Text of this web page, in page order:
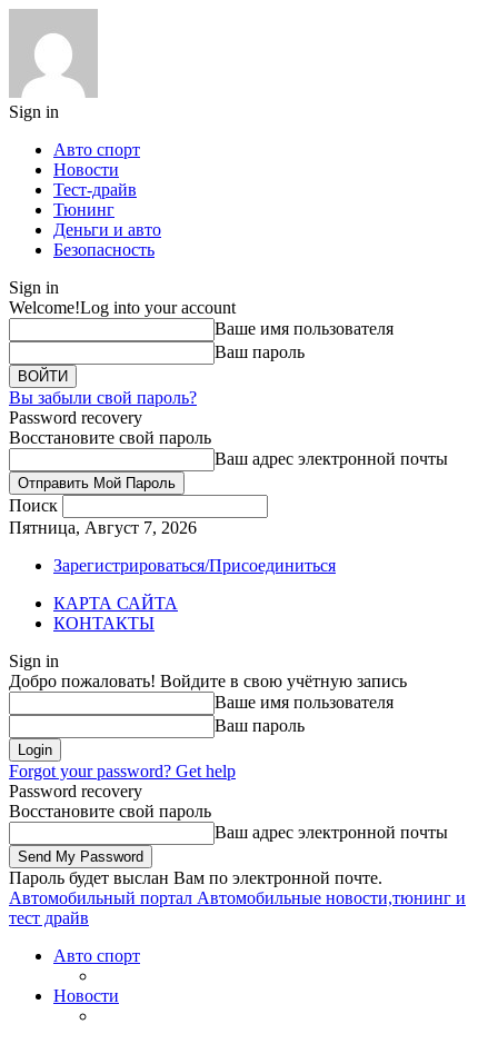
Sign in
Авто спорт
Новости
Тест-драйв
Тюнинг
Деньги и авто
Безопасность
Sign in
Welcome!Log into your account
Ваше имя пользователя
Ваш пароль
Вы забыли свой пароль?
Password recovery
Восстановите свой пароль
Ваш адрес электронной почты
Поиск
Пятница, Август 7, 2026
Зарегистрироваться/Присоединиться
КАРТА САЙТА
КОНТАКТЫ
Sign in
Добро пожаловать! Войдите в свою учётную запись
Ваше имя пользователя
Ваш пароль
Forgot your password? Get help
Password recovery
Восстановите свой пароль
Ваш адрес электронной почты
Пароль будет выслан Вам по электронной почте.
Автомобильный портал Автомобильные новости,тюнинг и
тест драйв
Авто спорт
Новости